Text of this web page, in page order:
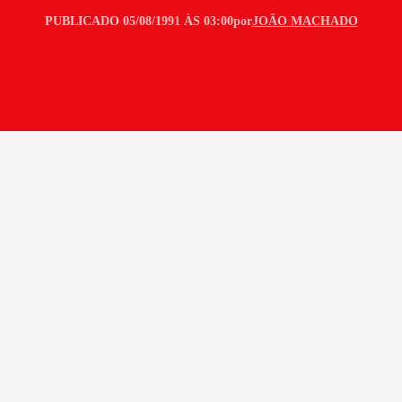
PUBLICADO 05/08/1991 ÀS 03:00porJOÃO MACHADO